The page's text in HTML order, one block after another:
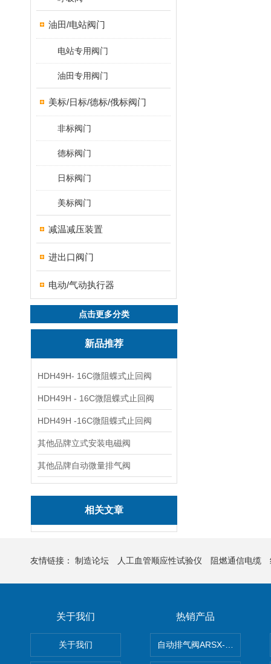
油田/电站阀门
电站专用阀门
油田专用阀门
美标/日标/德标/俄标阀门
非标阀门
德标阀门
日标阀门
美标阀门
减温减压装置
进出口阀门
电动/气动执行器
点击更多分类
新品推荐
HDH49H- 16C微阻蝶式止回阀
HDH49H - 16C微阻蝶式止回阀
HDH49H -16C微阻蝶式止回阀
其他品牌立式安装电磁阀
其他品牌自动微量排气阀
相关文章
友情链接： 制造论坛 人工血管顺应性试验仪 阻燃通信电缆
关于我们
关于我们
热销产品
自动排气阀ARSX-0015/